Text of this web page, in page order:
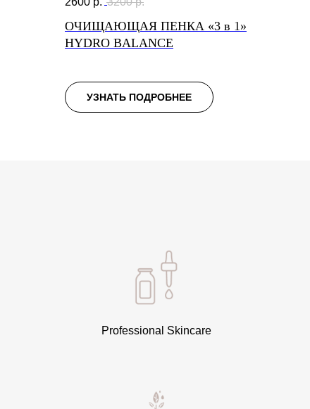
ОЧИЩАЮЩАЯ ПЕНКА «3 в 1»
HYDRO BALANCE
УЗНАТЬ ПОДРОБНЕЕ
Professional Skincare